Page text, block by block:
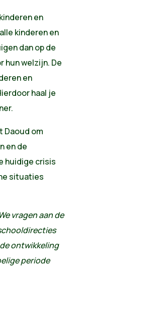
en
kinderen en
dan op de
hun welzijn. De
en
haal je
Daoud om
en de
huidige crisis
situaties
vragen aan de
ontwikkeling
periode